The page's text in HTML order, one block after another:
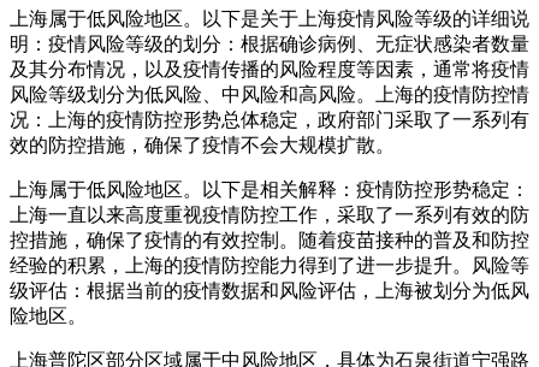
上海属于低风险地区。以下是关于上海疫情风险等级的详细说
明：疫情风险等级的划分：根据确诊病例、无症状感染者数量
及其分布情况，以及疫情传播的风险程度等因素，通常将疫情
风险等级划分为低风险、中风险和高风险。上海的疫情防控情
况：上海的疫情防控形势总体稳定，政府部门采取了一系列有
效的防控措施，确保了疫情不会大规模扩散。
上海属于低风险地区。以下是相关解释：疫情防控形势稳定：
上海一直以来高度重视疫情防控工作，采取了一系列有效的防
控措施，确保了疫情的有效控制。随着疫苗接种的普及和防控
经验的积累，上海的疫情防控能力得到了进一步提升。风险等
级评估：根据当前的疫情数据和风险评估，上海被划分为低风
险地区。
上海普陀区部分区域属于中风险地区，具体为石泉街道宁强路